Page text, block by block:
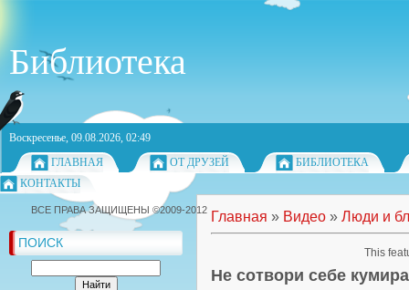
Библиотека
Воскресенье, 09.08.2026, 02:49
ГЛАВНАЯ
ОТ ДРУЗЕЙ
БИБЛИОТЕКА
КОНТАКТЫ
ПОИСК
Главная » Видео » Люди и
Не сотвори себе кумира
ВСЕ ПРАВА ЗАЩИЩЕНЫ ©2009-2012
This